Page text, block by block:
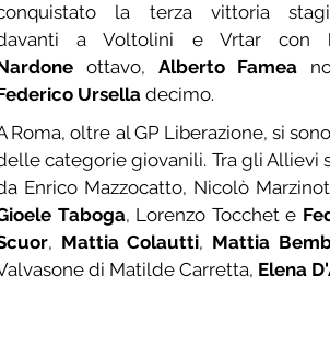
la terza vittoria
a Voltolini e Vrtar con
ottavo, Alberto Famea
Ursella decimo.
Roma, oltre al GP Liberazione, si
categorie giovanili. Tra gli Allievi
Enrico Mazzocatto, Nicolò
Taboga, Lorenzo Tocchet e
, Mattia Colautti, Mattia
di Matilde Carretta, Elena